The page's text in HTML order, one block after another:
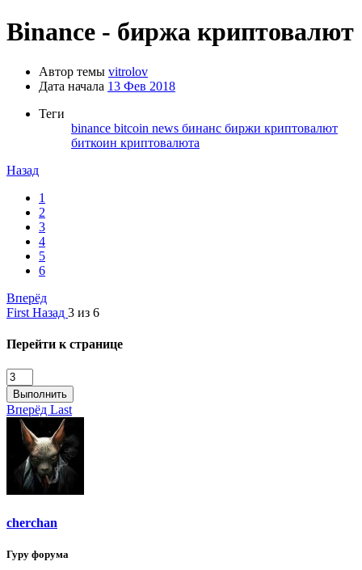
Binance - биржа криптовалют
Автор темы vitrolov
Дата начала 13 Фев 2018
Теги
binance bitcoin news бинанс биржи криптовалют
биткоин криптовалюта
Назад
1
2
3
4
5
6
Вперёд
First Назад 3 из 6
Перейти к странице
Выполнить
Вперёд Last
cherchan
Гуру форума